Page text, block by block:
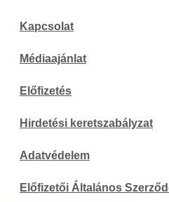
Kapcsolat
Médiaajánlat
Előfizetés
Hirdetési keretszabályzat
Adatvédelem
Előfizetői Általános